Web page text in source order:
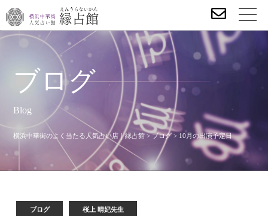
ブログ
Blog
横浜中華街のよく当たる人気占い店｜縁占館 >ブログ> 10月の出演予定日
ブログ 桜上 晴妃先生